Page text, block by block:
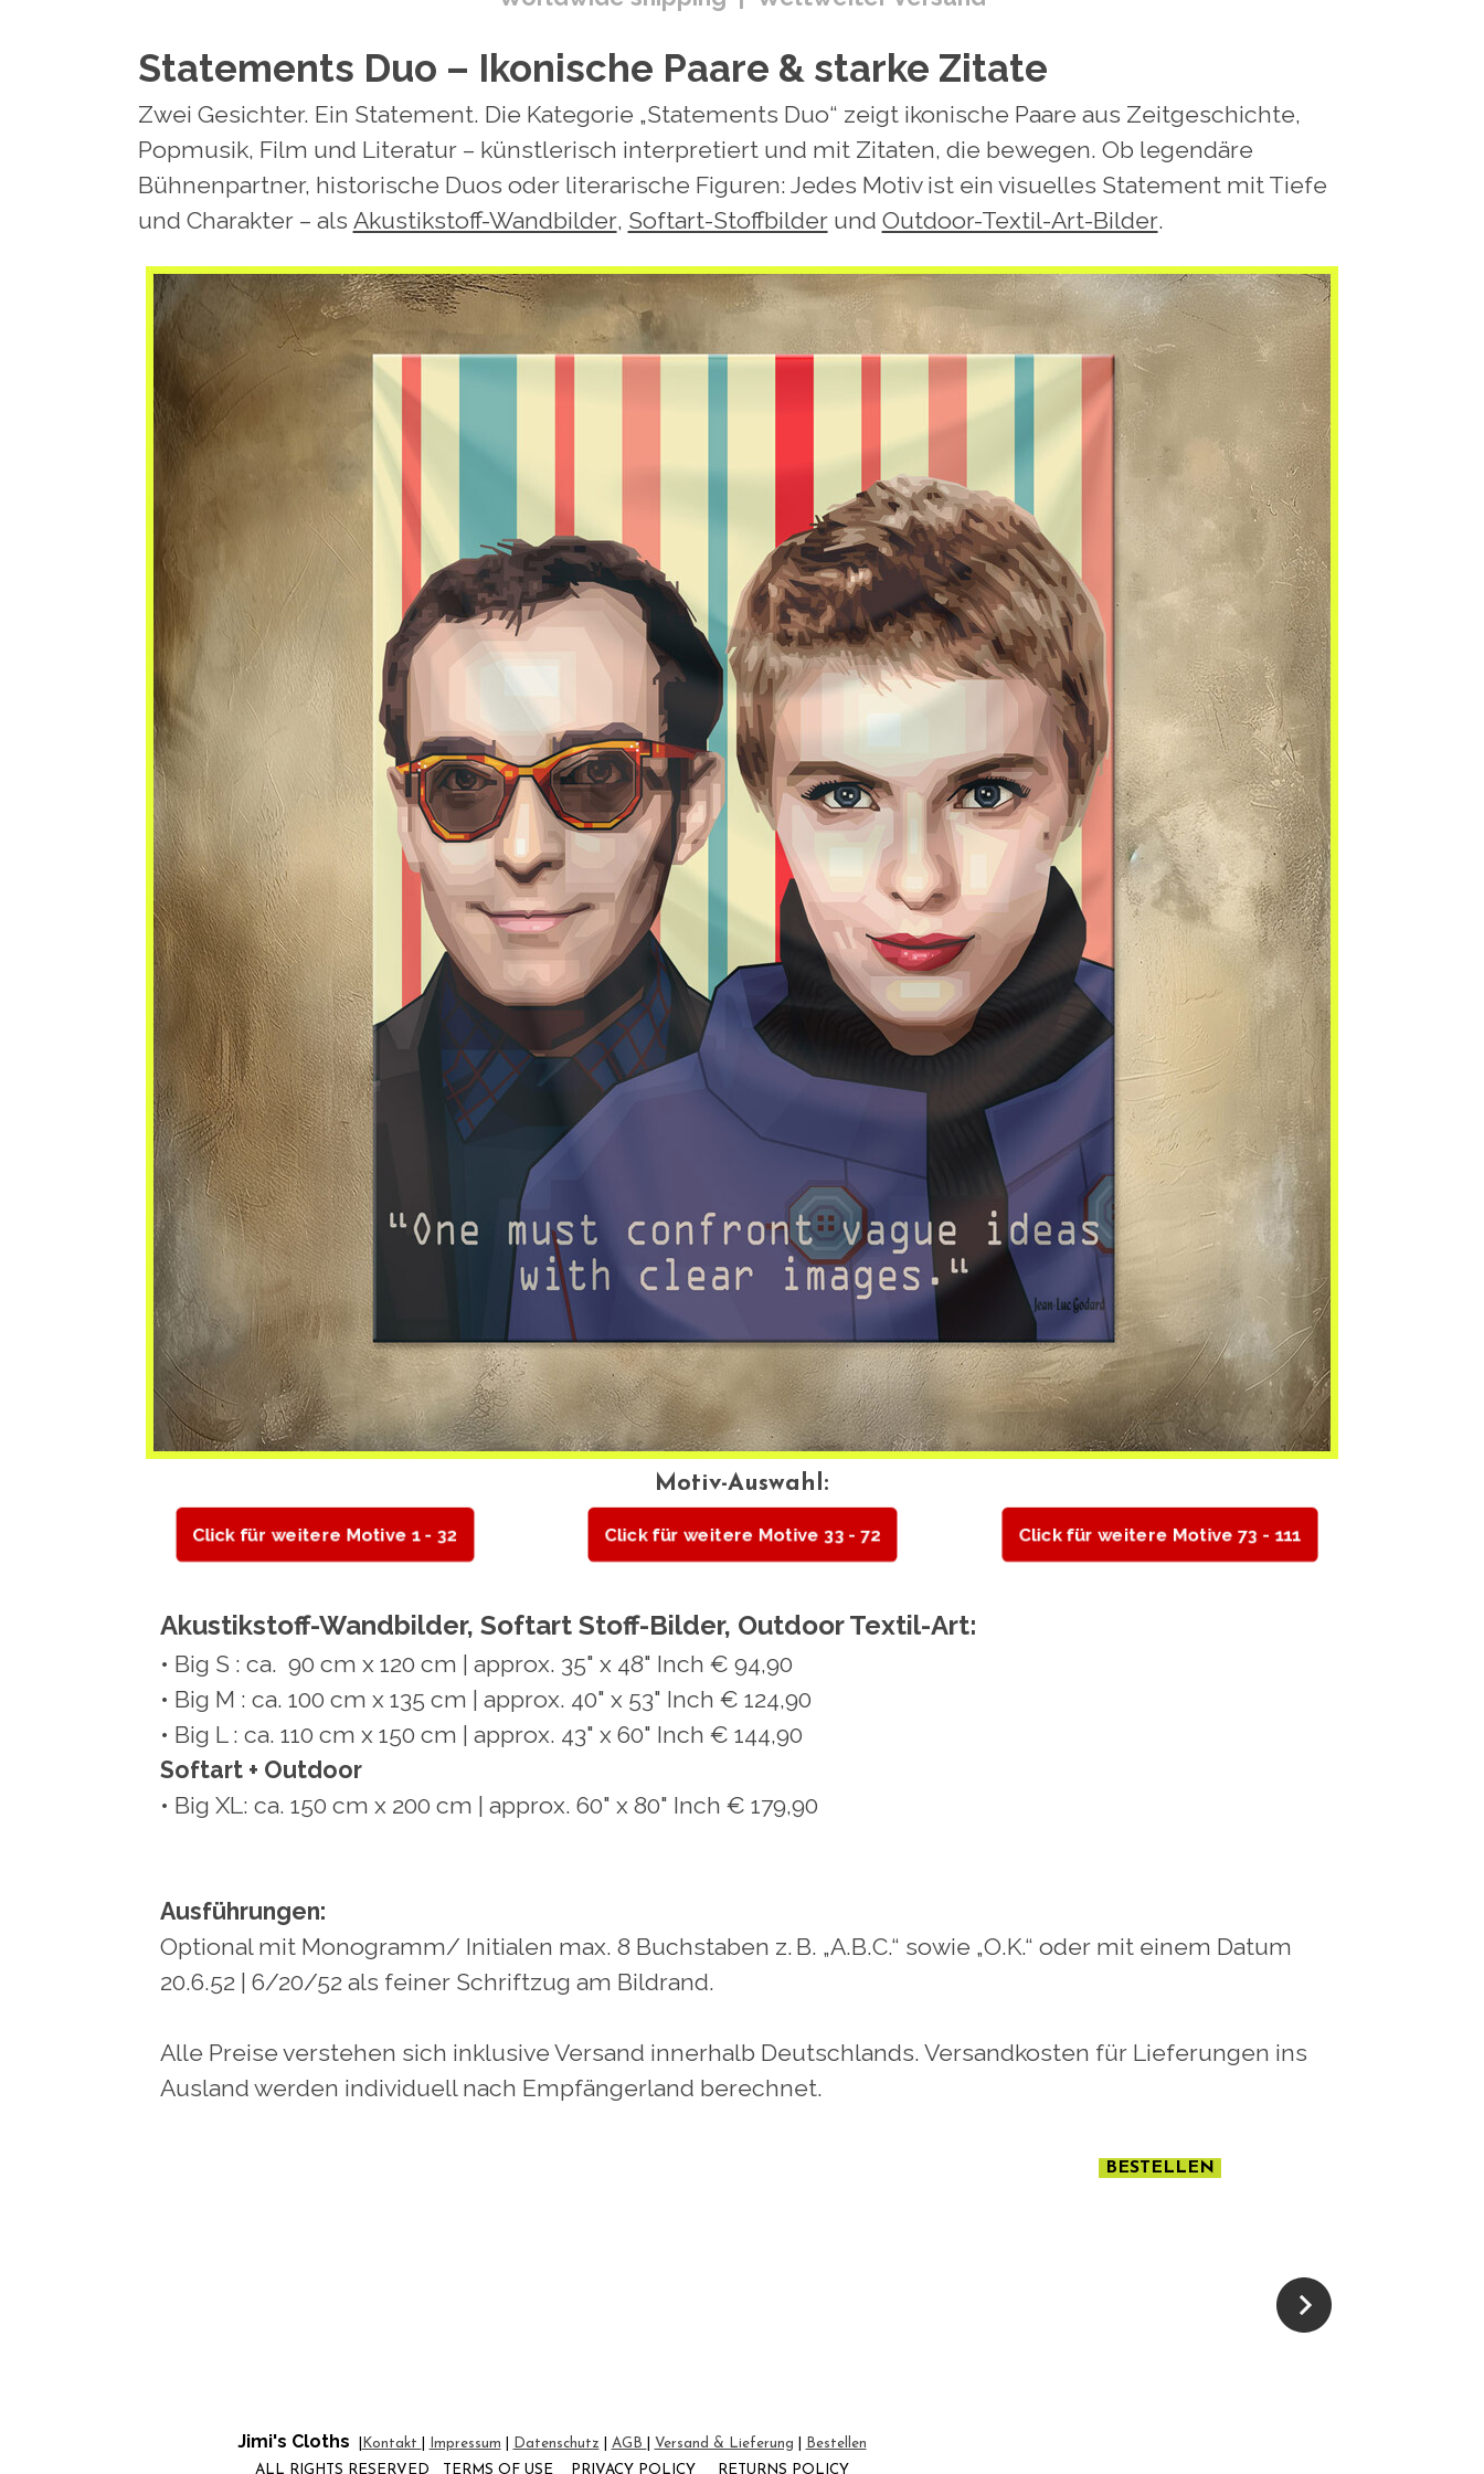
Statements Duo – Ikonische Paare & starke Zitate
Zwei Gesichter. Ein Statement. Die Kategorie „Statements Duo“ zeigt ikonische Paare aus Zeitgeschichte,
Popmusik, Film und Literatur – künstlerisch interpretiert und mit Zitaten, die bewegen. Ob legendäre
Bühnenpartner, historische Duos oder literarische Figuren: Jedes Motiv ist ein visuelles Statement mit Tiefe
und Charakter – als Akustikstoff-Wandbilder, Softart-Stoffbilderund Outdoor-Textil-Art-Bilder.
Motiv-Auswahl:
Click für weitere Motive 1 - 32 Click für weitere Motive 33 - 72 Click für weitere Motive 73 - 111
Akustikstoff-Wandbilder, Softart Stoff-Bilder, Outdoor Textil-Art:
• Big S : ca. 90 cm x 120 cm | approx. 35" x 48" Inch € 94,90
• Big M : ca. 100 cm x 135 cm | approx. 40" x 53" Inch € 124,90
• Big L : ca. 110 cm x 150 cm | approx. 43" x 60" Inch € 144,90
Softart + Outdoor
• Big XL: ca. 150 cm x 200 cm | approx. 60" x 80" Inch € 179,90
Ausführungen:
Optional mit Monogramm/ Initialen max. 8 Buchstaben z. B. „A.B.C.“ sowie „O.K.“ oder mit einem Datum
20.6.52 | 6/20/52 als feiner Schriftzug am Bildrand.
Alle Preise verstehen sich inklusive Versand innerhalb Deutschlands. Versandkosten für Lieferungen ins
Ausland werden individuell nach Empfängerland berechnet.
BESTELLEN
Jimi's Cloths Kontakt Impressum Datenschutz AGB Versand & Lieferung
Bestellen
ALL RIGHTS RESERVED
TERMS OF USE PRIVACY POLICY RETURNS POLICY